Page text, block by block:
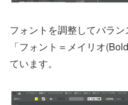
フォントを調整してバラ
「フォント＝メイリオ
ています。